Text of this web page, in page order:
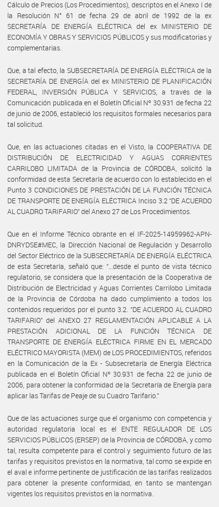
Cálculo de Precios (Los Procedimientos), descriptos en el Anexo I de
la Resolución N° 61 de fecha 29 de abril de 1992 de la ex
SECRETARÍA DE ENERGÍA ELÉCTRICA del ex MINISTERIO DE
ECONOMÍA Y OBRAS Y SERVICIOS PÚBLICOS y sus modificatorias y
complementarias.
Que, a tal efecto, la SUBSECRETARÍA DE ENERGÍA ELÉCTRICA de la
SECRETARÍA DE ENERGÍA del ex MINISTERIO DE PLANIFICACIÓN
FEDERAL, INVERSIÓN PÚBLICA Y SERVICIOS, a través de la
Comunicación publicada en el Boletín Oficial Nº 30.931 de fecha 22
de junio de 2006, estableció los requisitos formales necesarios para
tal solicitud.
Que, en las actuaciones citadas en el Visto, la COOPERATIVA DE
DISTRIBUCIÓN DE ELECTRICIDAD Y AGUAS CORRIENTES
CARRILOBO LIMITADA de la Provincia de CÓRDOBA, solicitó la
conformidad de esta Secretaría de acuerdo con lo establecido en el
Punto 3 CONDICIONES DE PRESTACIÓN DE LA FUNCIÓN TÉCNICA
DE TRANSPORTE DE ENERGÍA ELÉCTRICA Inciso 3.2 “DE ACUERDO
AL CUADRO TARIFARIO” del Anexo 27 de Los Procedimientos.
Que en el Informe Técnico obrante en el IF-2025-14959962-APN-
DNRYDSE#MEC, la Dirección Nacional de Regulación y Desarrollo
del Sector Eléctrico de la SUBSECRETARÍA DE ENERGÍA ELÉCTRICA
de esta Secretaría, señaló que: “...desde el punto de vista técnico
regulatorio, se considera que la presentación de la Cooperativa de
Distribución de Electricidad y Aguas Corrientes Carrilobo Limitada
de la Provincia de Córdoba ha dado cumplimiento a todos los
contenidos requeridos por el punto 3.2. “DE ACUERDO AL CUADRO
TARIFARIO” del ANEXO 27 REGLAMENTACIÓN APLICABLE A LA
PRESTACIÓN ADICIONAL DE LA FUNCIÓN TÉCNICA DE
TRANSPORTE DE ENERGÍA ELÉCTRICA FIRME EN EL MERCADO
ELÉCTRICO MAYORISTA (MEM) de LOS PROCEDIMIENTOS, referidos
en la Comunicación de la Ex - Subsecretaría de Energía Eléctrica
publicada en el Boletín Oficial Nº 30.931 de fecha 22 de junio de
2006, para obtener la conformidad de la Secretaría de Energía para
aplicar las Tarifas de Peaje de su Cuadro Tarifario.”
Que de las actuaciones surge que el organismo con competencia y
autoridad regulatoria local es el ENTE REGULADOR DE LOS
SERVICIOS PÚBLICOS (ERSEP) de la Provincia de CÓRDOBA, y como
tal, resulta competente para el control y seguimiento futuro de las
tarifas y requisitos previstos en la normativa, tal como se expide en
el aval e informe pertinente de justificación de las tarifas realizados
para obtener la presente conformidad, en tanto se mantengan
vigentes los requisitos previstos en la normativa.